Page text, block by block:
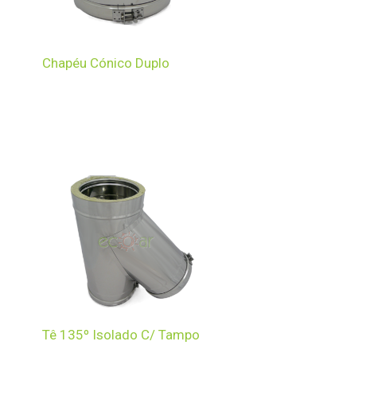
Chapéu Cónico Duplo
Tê 135º Isolado C/ Tampo